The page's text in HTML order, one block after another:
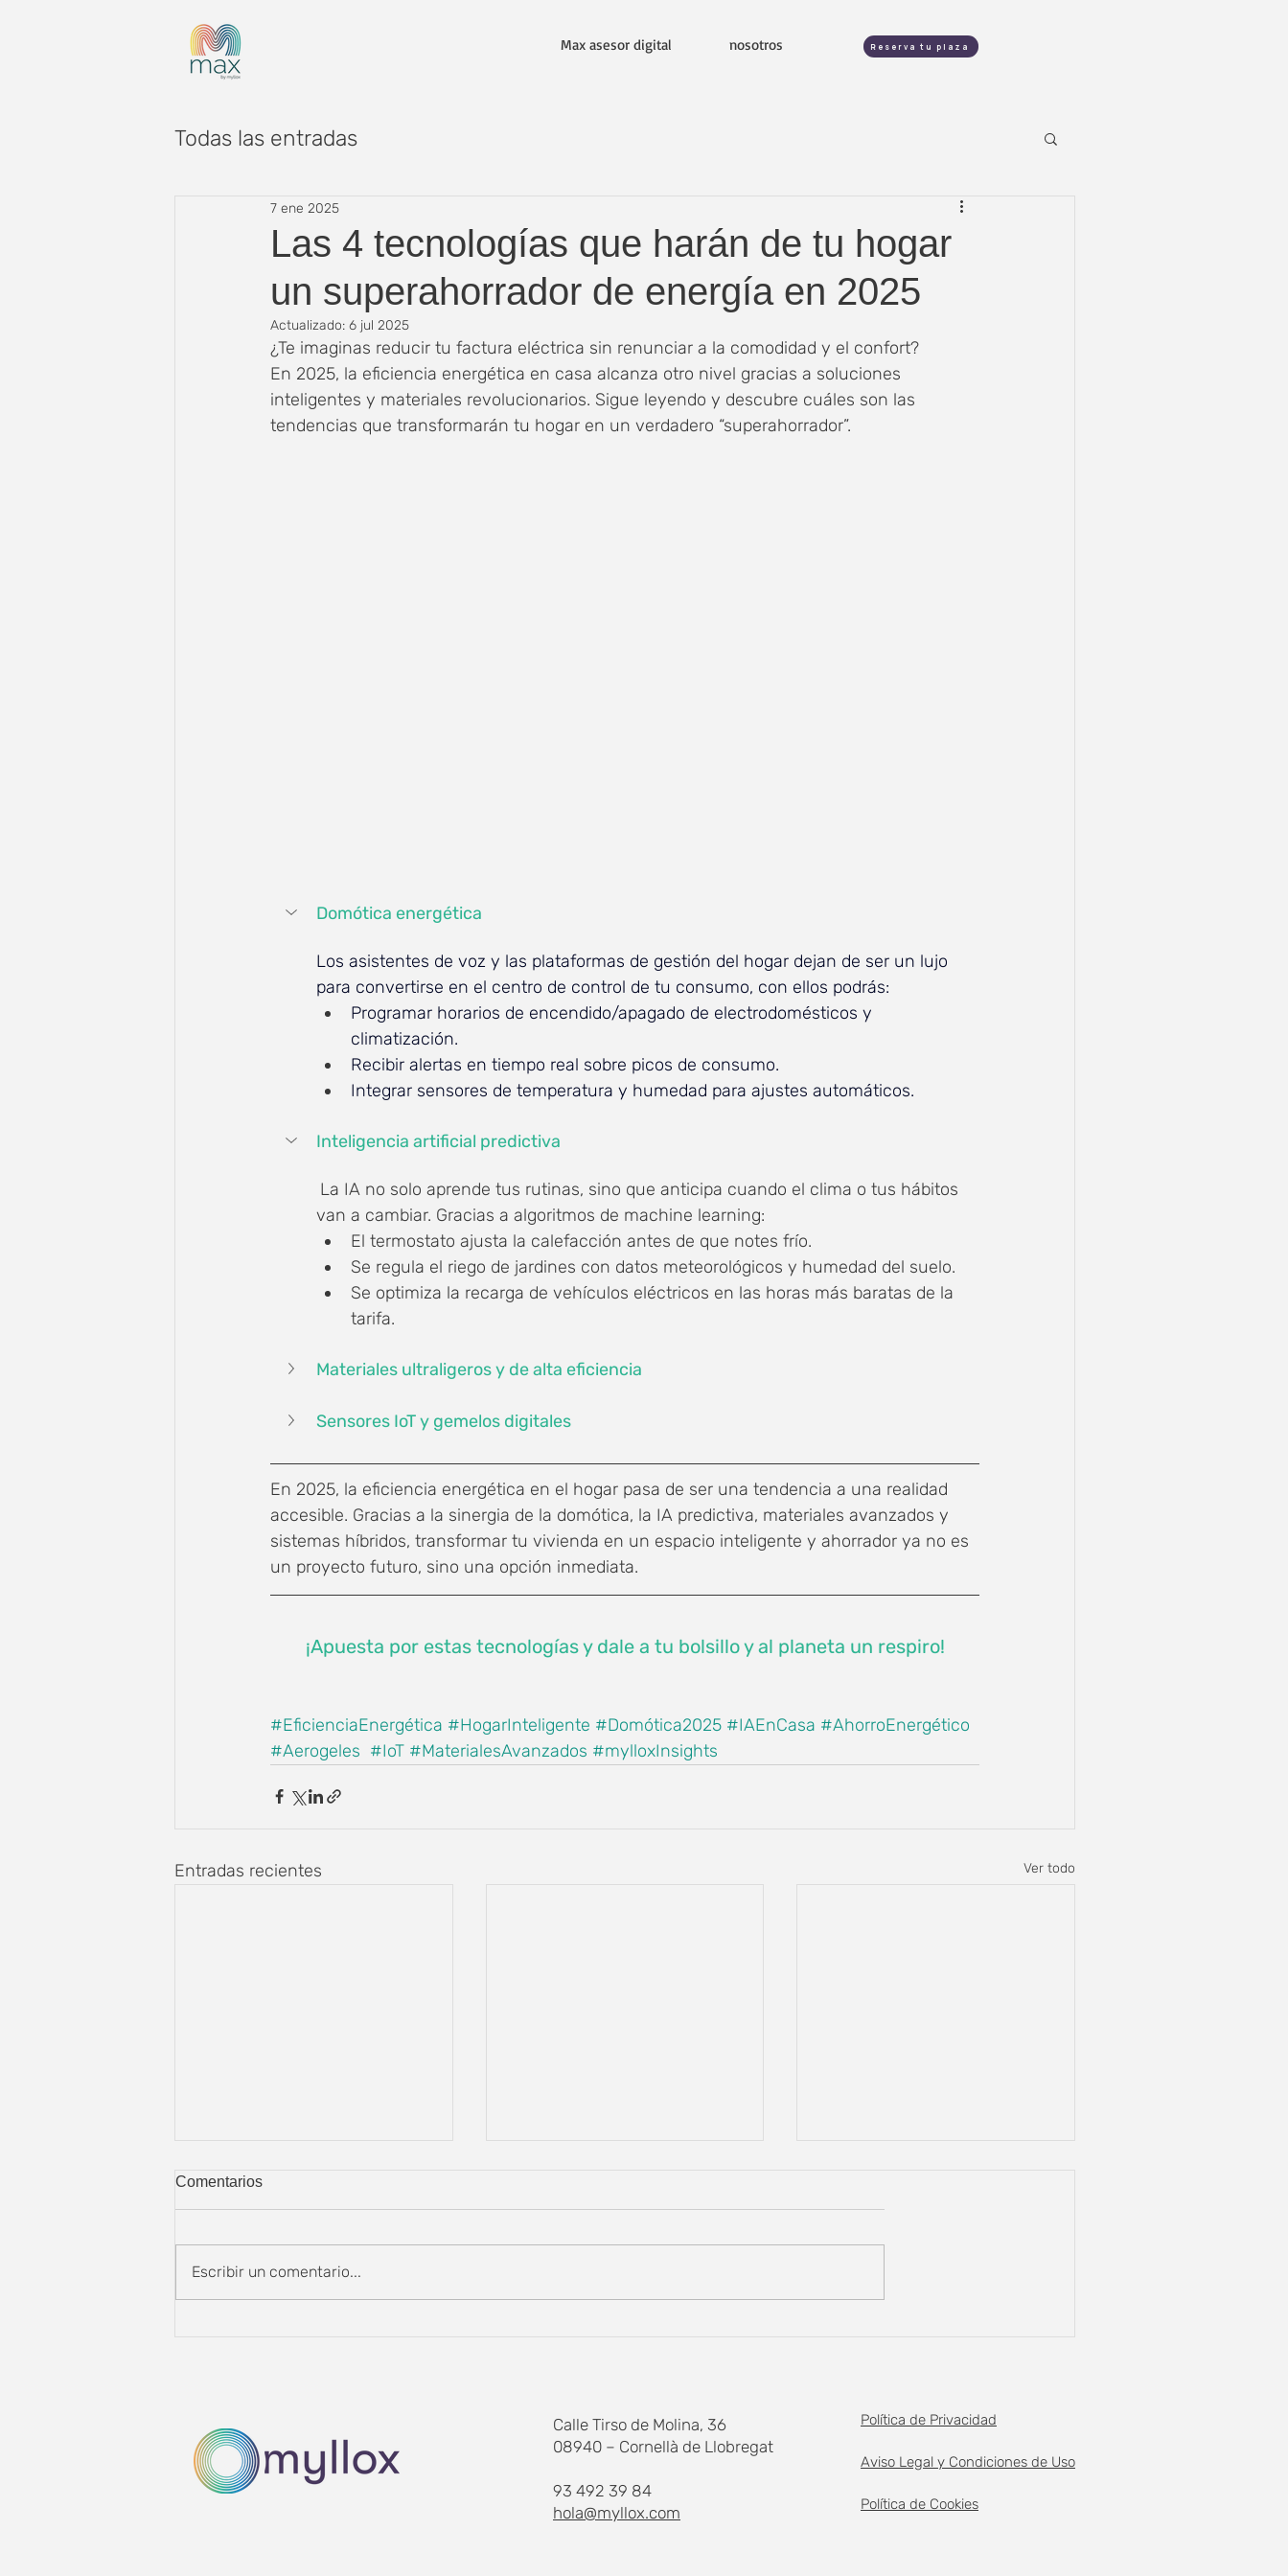
Max asesor digital nosotros contacto
Reserva tu plaza
Todas las entradas
Las 4 tecnologías que harán de tu hogar
un superahorrador de energía en 2025
7 ene 2025
Actualizado: 6 jul 2025
¿Te imaginas reducir tu factura eléctrica sin renunciar a la comodidad y el confort?
En 2025, la eficiencia energética en casa alcanza otro nivel gracias a soluciones
inteligentes y materiales revolucionarios. Sigue leyendo y descubre cuáles son las
tendencias que transformarán tu hogar en un verdadero “superahorrador”.
Domótica energética
Los asistentes de voz y las plataformas de gestión del hogar dejan de ser un lujo
para convertirse en el centro de control de tu consumo, con ellos podrás:
Programar horarios de encendido/apagado de electrodomésticos y
climatización.
Recibir alertas en tiempo real sobre picos de consumo.
Integrar sensores de temperatura y humedad para ajustes automáticos.
Inteligencia artificial predictiva
La IA no solo aprende tus rutinas, sino que anticipa cuando el clima o tus hábitos
van a cambiar. Gracias a algoritmos de machine learning:
El termostato ajusta la calefacción antes de que notes frío.
Se regula el riego de jardines con datos meteorológicos y humedad del suelo.
Se optimiza la recarga de vehículos eléctricos en las horas más baratas de la
tarifa.
Materiales ultraligeros y de alta eficiencia
Sensores IoT y gemelos digitales
En 2025, la eficiencia energética en el hogar pasa de ser una tendencia a una realidad
accesible. Gracias a la sinergia de la domótica, la IA predictiva, materiales avanzados y
sistemas híbridos, transformar tu vivienda en un espacio inteligente y ahorrador ya no es
un proyecto futuro, sino una opción inmediata.
¡Apuesta por estas tecnologías y dale a tu bolsillo y al planeta un respiro!
#EficienciaEnergética #HogarInteligente #Domótica2025 #IAEnCasa #AhorroEnergético
#Aerogeles #IoT #MaterialesAvanzados #mylloxInsights
Entradas recientes Ver todo
Comentarios
Escribir un comentario...
Calle Tirso de Molina, 36
08940 – Cornellà de Llobregat
93 492 39 84
hola@myllox.com
Política de Privacidad
Aviso Legal y Condiciones de Uso
Política de Cookies